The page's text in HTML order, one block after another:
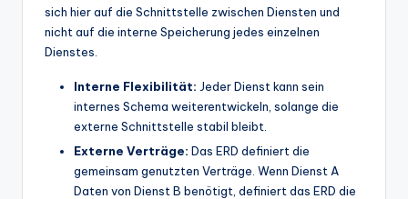
sich hier auf die Schnittstelle zwischen Diensten und
nicht auf die interne Speicherung jedes einzelnen
Dienstes.
Interne Flexibilität: Jeder Dienst kann sein
internes Schema weiterentwickeln, solange die
externe Schnittstelle stabil bleibt.
Externe Verträge: Das ERD definiert die
gemeinsam genutzten Verträge. Wenn Dienst A
Daten von Dienst B benötigt, definiert das ERD die